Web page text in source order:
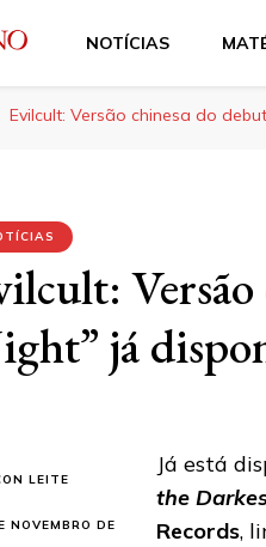
NOTÍCIAS
Evilcult: Versão chinesa do
já
LEITE
NOVEMBRO DE
Já está
the
Records,